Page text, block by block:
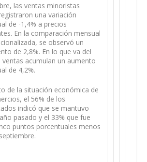
las ventas minoristas
una variación
de -1,4% a precios
En la comparación mensual
se observó un
de 2,8%. En lo que va del
ventas acumulan un aumento
de 4,2%.
de la situación económica de
el 56% de los
indicó que se mantuvo
pasado y el 33% que fue
puntos porcentuales menos